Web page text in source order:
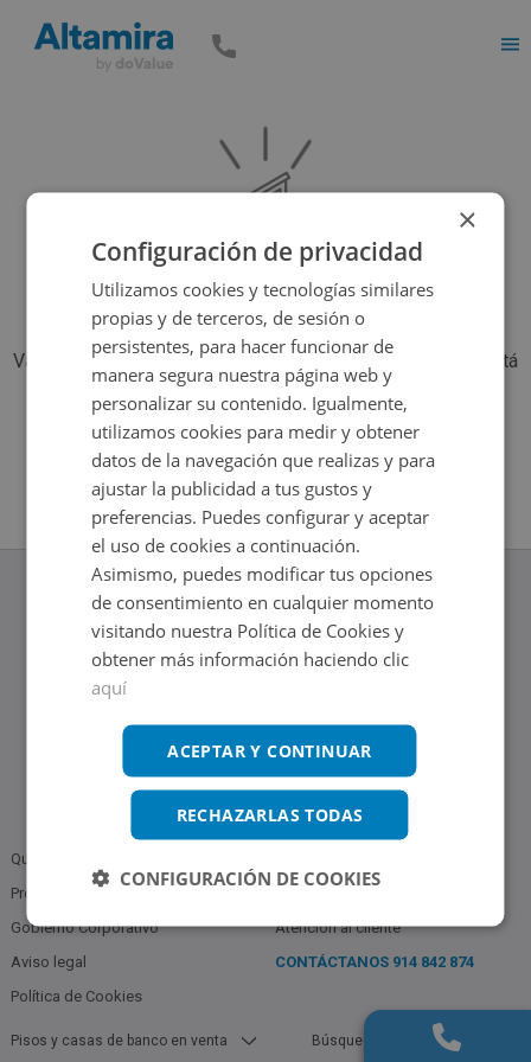
Vaya, parece que el inmueble que estás buscando ya no está
disponible, pero tenemos muchas más opciones...
Volver a buscar
Quiénes somos
Profesionales
Gobierno Corporativo
Aviso legal
Política de Cookies
Atención al cliente
CONTÁCTANOS 914 842 874
Pisos y casas de banco en venta Búsquedas populares
×
Configuración de privacidad
Utilizamos cookies y tecnologías similares
propias y de terceros, de sesión o
persistentes, para hacer funcionar de
manera segura nuestra página web y
personalizar su contenido. Igualmente,
utilizamos cookies para medir y obtener
datos de la navegación que realizas y para
ajustar la publicidad a tus gustos y
preferencias. Puedes configurar y aceptar
el uso de cookies a continuación.
Asimismo, puedes modificar tus opciones
de consentimiento en cualquier momento
visitando nuestra Política de Cookies y
obtener más información haciendo clic
aquí
ACEPTAR Y CONTINUAR
RECHAZARLAS TODAS
CONFIGURACIÓN DE COOKIES